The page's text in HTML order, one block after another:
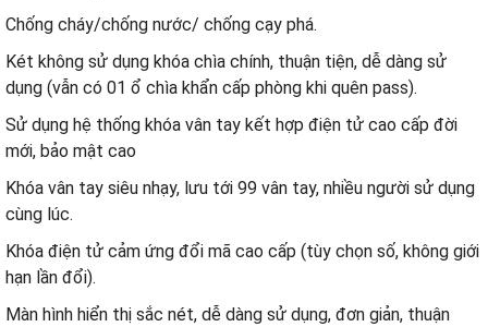
Chống cháy/chống nước/ chống cạy phá.
Két không sử dụng khóa chìa chính, thuận tiện, dễ dàng sử
dụng (vẫn có 01 ổ chìa khẩn cấp phòng khi quên pass).
Sử dụng hệ thống khóa vân tay kết hợp điện tử cao cấp đời
mới, bảo mật cao
Khóa vân tay siêu nhạy, lưu tới 99 vân tay, nhiều người sử dụng
cùng lúc.
Khóa điện tử cảm ứng đổi mã cao cấp (tùy chọn số, không giới
hạn lần đổi).
Màn hình hiển thị sắc nét, dễ dàng sử dụng, đơn giản, thuận